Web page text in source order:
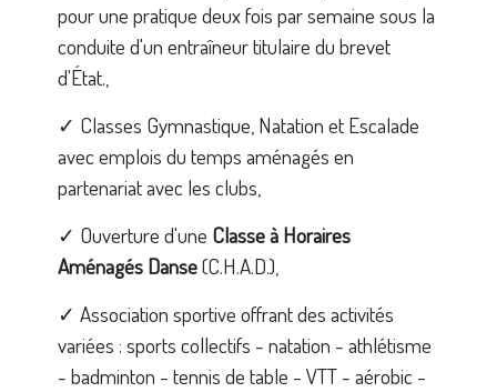
pour une pratique deux fois par semaine sous la
conduite d'un entraîneur titulaire du brevet
d'État.,
✓ Classes Gymnastique, Natation et Escalade
avec emplois du temps aménagés en
partenariat avec les clubs,
✓ Ouverture d'une Classe à Horaires
Aménagés Danse(C.H.A.D.),
✓ Association sportive offrant des activités
variées : sports collectifs - natation - athlétisme
- badminton - tennis de table - VTT - aérobic -